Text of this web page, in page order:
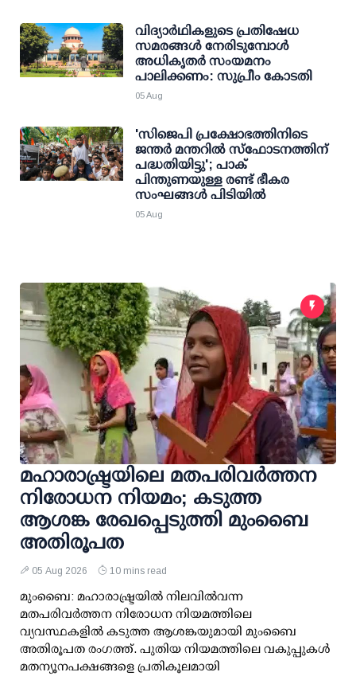
വിദ്യാര്‍ഥികളുടെ പ്രതിഷേധ
സമരങ്ങള്‍ നേരിടുമ്പോള്‍
അധികൃതര്‍ സംയമനം
പാലിക്കണം: സുപ്രീം കോടതി
05 Aug
'സിജെപി പ്രക്ഷോഭത്തിനിടെ
ജന്തര്‍ മന്തറില്‍ സ്ഫോടനത്തിന്
പദ്ധതിയിട്ടു'; പാക്
പിന്തുണയുള്ള രണ്ട് ഭീകര
സംഘങ്ങള്‍ പിടിയില്‍
05 Aug
മഹാരാഷ്ട്രയിലെ മതപരിവർത്തന
നിരോധന നിയമം; കടുത്ത
ആശങ്ക രേഖപ്പെടുത്തി മുംബൈ
അതിരൂപത
05 Aug 2026 10 mins read
മുംബൈ: മഹാരാഷ്ട്രയിൽ നിലവിൽവന്ന
മതപരിവർത്തന നിരോധന നിയമത്തിലെ
വ്യവസ്ഥകളിൽ കടുത്ത ആശങ്കയുമായി മുംബൈ
അതിരൂപത രംഗത്ത്. പുതിയ നിയമത്തിലെ വകുപ്പുകൾ
മതന്യൂനപക്ഷങ്ങളെ പ്രതികൂലമായി